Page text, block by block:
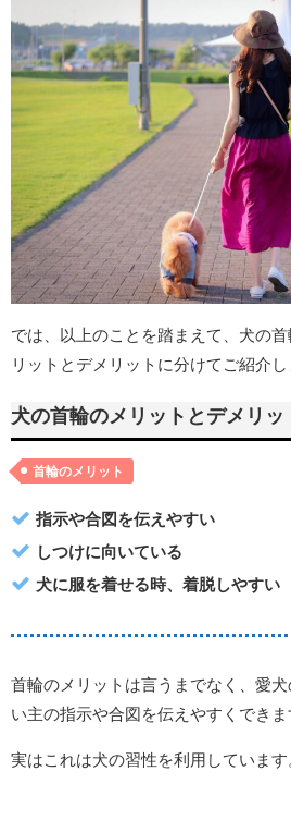
では、以上のことを踏まえて、犬の
リットとデメリットに分けてご紹介し
犬の首輪のメリットとデメリッ
首輪のメリット
指示や合図を伝えやすい
しつけに向いている
犬に服を着せる時、着脱しやすい
首輪のメリットは言うまでなく、愛
い主の指示や合図を伝えやすくできま
実はこれは犬の習性を利用しています